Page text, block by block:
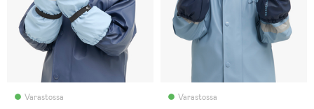
Varastossa Varastossa